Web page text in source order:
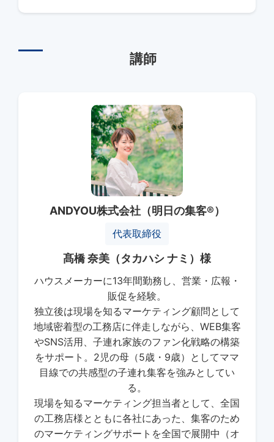
講師
ANDYOU株式会社（明日の集客®）
代表取締役
髙橋 奈美（タカハシ ナミ）様
ハウスメーカーに13年間勤務し、営業・広報・
販促を経験。
独立後は現場を知るマーケティング顧問として
地域密着型の工務店に伴走しながら、WEB集客
やSNS活用、子連れ家族のファン化戦略の構築
をサポート。2児の母（5歳・9歳）としてママ
目線での共感型の子連れ集客を強みとしてい
る。
現場を知るマーケティング担当者として、全国
の工務店様とともに各社にあった、集客のため
のマーケティングサポートを全国で展開中（オ